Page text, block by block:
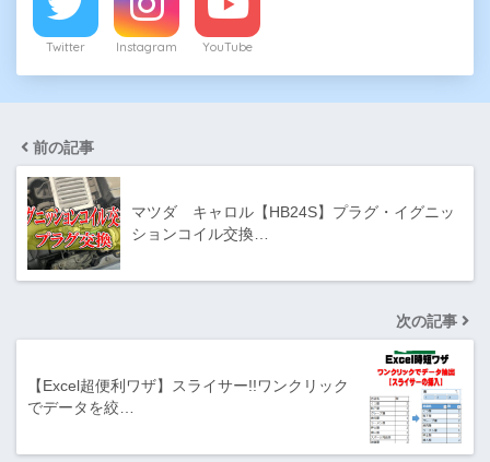
Twitter Instagram YouTube
前の記事
マツダ キャロル【HB24S】プラグ・イグニッ
ションコイル交換…
次の記事
【Excel超便利ワザ】スライサー!!ワンクリック
でデータを絞…